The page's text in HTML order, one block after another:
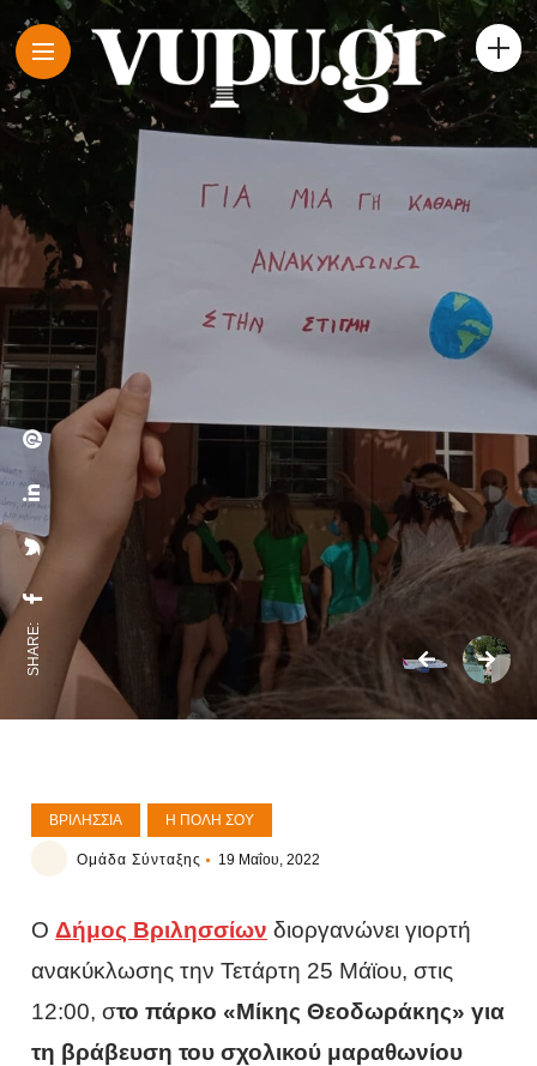
SHARE:
ΒΡΙΛΉΣΣΙΑ Η ΠΌΛΗ ΣΟΥ
Ομάδα Σύνταξης 19 Μαΐου, 2022
ΟΔήμος Βριλησσίων διοργανώνει γιορτή
ανακύκλωσης την Τετάρτη 25 Μάϊου, στις
12:00, στο πάρκο «Μίκης Θεοδωράκης» για
τη βράβευση του σχολικού μαραθωνίου